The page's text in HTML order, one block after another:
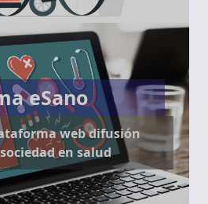
eSano
web difusión
en salud